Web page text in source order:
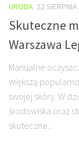
URODA 22
Skuteczne
Warszawa
Manualne
większą
swojej skóry. W
środowiska oraz
skuteczne...